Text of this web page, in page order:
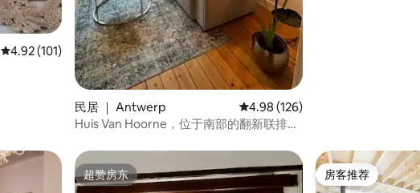
平均评分 4.92 分（满分 5 分），共 101 条评价
4.92 (101)
民居 ｜ Antwerp 平均评分 4.98 分（满分 5 分），
4.98 (126)
Huis Van Hoorne，位于南部的翻新联排别
超赞房东
超赞房东 房客推荐
房客推荐